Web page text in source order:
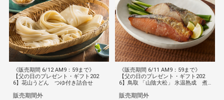
《販売期間 6/12 AM9：59まで》
【父の日のプレゼント・ギフト202
6】花山うどん つゆ付き詰合せ
販売期間外
《販売期間 6/11 AM9：59まで》
【父の日のプレゼント・ギフト202
6】鳥取 「山陰大松」 氷温熟成 煮
販売期間外